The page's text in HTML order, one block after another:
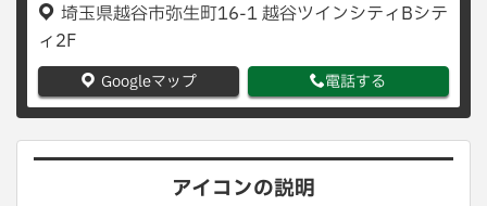
埼玉県越谷市弥生町16-1 越谷ツインシティBシテ
ィ2F
Googleマップ 電話する
アイコンの説明